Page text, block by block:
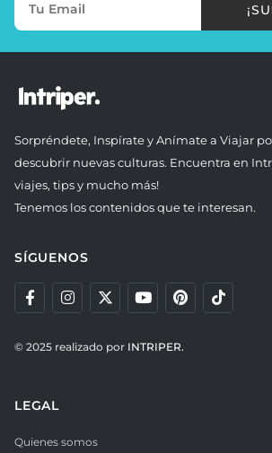
Sorpréndete, Inspírate y Anímate a Viajar
descubrir nuevas culturas. Encuentra en
viajes, tips y mucho más!
Tenemos los contenidos que te interesan.
SÍGUENOS
© 2025 realizado por INTRIPER.
LEGAL
Quienes somos